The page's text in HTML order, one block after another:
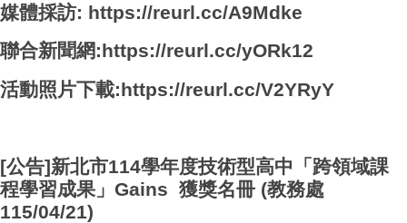
媒體採訪: https://reurl.cc/A9Mdke
聯合新聞網:https://reurl.cc/yORk12
活動照片下載:https://reurl.cc/V2YRyY
[公告]新北市114學年度技術型高中「跨領域課
程學習成果」Gains 獲獎名冊 (教務處
115/04/21)